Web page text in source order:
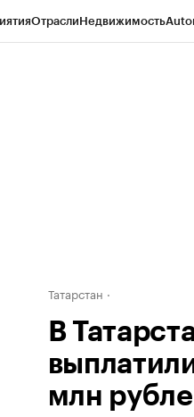
ОтраслиНедвижимость
Татарстан
В
млн